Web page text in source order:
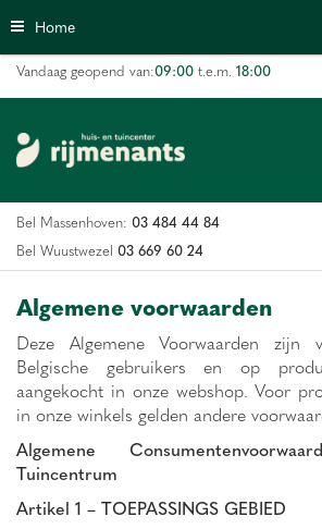
n
n
n
Home
Vandaag geopend van:09:00 t.e.m. 18:00
Bel Massenhoven: 03 484 44 84
Bel Wuustwezel 03 669 60 24
Algemene voorwaarden
Deze Algemene Voorwaarden zijn
Belgische gebruikers en op
aangekocht in onze webshop. Voor
in onze winkels gelden andere
Algemene
Tuincentrum
Artikel 1 – TOEPASSINGS GEBIED